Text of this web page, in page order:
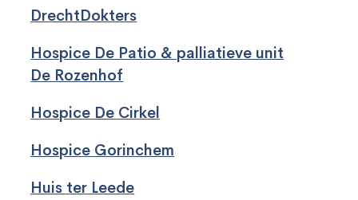
DrechtDokters
Hospice De Patio & palliatieve unit
De Rozenhof
Hospice De Cirkel
Hospice Gorinchem
Huis ter Leede